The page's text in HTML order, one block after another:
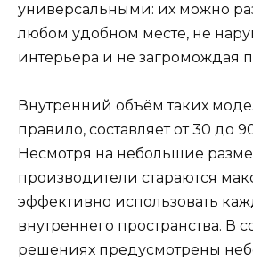
универсальными: их можно
любом удобном месте, не
интерьера и не загромождая
Внутренний объём таких
правило, составляет от 30 до
Несмотря на небольшие
производители стараются
эффективно использовать
внутреннего пространства. В
решениях предусмотрены